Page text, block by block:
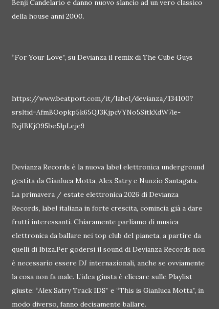
Benji Candelario e danno nuovo slancio ad un vero classico
della house anni 2000.
“For Your Love”, su Devianza il remix di The Cube Guys
https://www.beatport.com/it/label/devianza/134100?
srsltid=AfmBOopkp5k65QJ3KjpcVYNo5SitkXdW7le-
EvjIBKjO95be5lpLeje9
Devianza Records è la nuova label elettronica underground
gestita da Gianluca Motta, Alex Satry e Nunzio Santagata.
La primavera / estate elettronica 2026 di Devianza
Records, label italiana in forte crescita, comincia già a dare
frutti interessanti. Chiaramente parliamo di musica
elettronica da ballare nei top club del pianeta, a partire da
quelli di Ibiza.Per godersi il sound di Devianza Records non
è necessario essere DJ internazionali, anche se ovviamente
la cosa non fa male. L’idea giusta è cliccare sulle Playlist
giuste: “Alex Satry Track IDS” e “This is Gianluca Motta”, in
modo diverso, fanno decisamente ballare.